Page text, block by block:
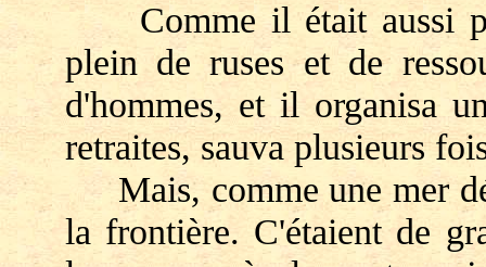
Comme il était aussi
plein de ruses et de
d'hommes, et il organisa
retraites, sauva plusieurs
Mais, comme une mer
la frontière. C'étaient de